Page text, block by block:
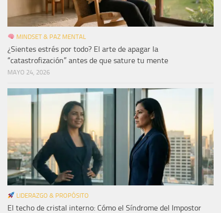
MINDSET & PAZ MENTAL
¿Sientes estrés por todo? El arte de apagar la
“catastrofización” antes de que sature tu mente
MAYO 24, 2026
LIDERAZGO & PROPÓSITO
El techo de cristal interno: Cómo el Síndrome del Impostor